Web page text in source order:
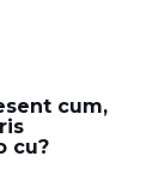
cum,
cu?